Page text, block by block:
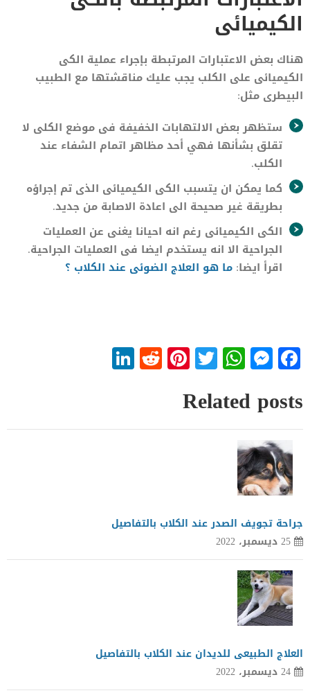
الكيميائى
هناك بعض الاعتبارات المرتبطة بإجراء عملية الكى
الكيميائى على الكلب يجب عليك مناقشتها مع الطبيب
البيطرى مثل:
ستظهر بعض الالتهابات الخفيفة فى موضع الكلى لا
تقلق بشأنها فهي أحد مظاهر اتمام الشفاء عند
الكلب.
كما يمكن ان يتسبب الكى الكيميائى الذى تم إجراؤه
بطريقة غير صحيحة الى اعادة الاصابة من جديد.
الكى الكيميائى رغم انه احيانا يغنى عن العمليات
الجراحية الا انه يستخدم ايضا فى العمليات الجراحية.
اقرأ ايضا: ما هو العلاج الضوئى عند الكلاب ؟
Facebook
Messenger
WhatsApp
Twitter
Pinterest
Reddit
Related posts
جراحة تجويف الصدر عند الكلاب بالتفاصيل
25 ديسمبر، 2022
العلاج الطبيعى للديدان عند الكلاب بالتفاصيل
24 ديسمبر، 2022